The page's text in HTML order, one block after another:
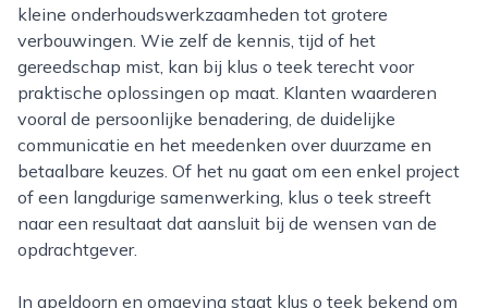
kleine onderhoudswerkzaamheden tot grotere
verbouwingen. Wie zelf de kennis, tijd of het
gereedschap mist, kan bij klus o teek terecht voor
praktische oplossingen op maat. Klanten waarderen
vooral de persoonlijke benadering, de duidelijke
communicatie en het meedenken over duurzame en
betaalbare keuzes. Of het nu gaat om een enkel project
of een langdurige samenwerking, klus o teek streeft
naar een resultaat dat aansluit bij de wensen van de
opdrachtgever.
In apeldoorn en omgeving staat klus o teek bekend om